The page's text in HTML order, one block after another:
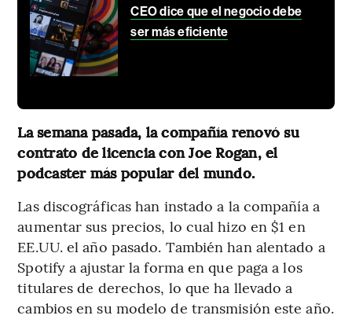
CEO dice que el negocio debe
ser más eficiente
La semana pasada, la compañía renovó su
contrato de licencia con Joe Rogan, el
podcaster más popular del mundo.
Las discográficas han instado a la compañía a
aumentar sus precios, lo cual hizo en $1 en
EE.UU. el año pasado. También han alentado a
Spotify a ajustar la forma en que paga a los
titulares de derechos, lo que ha llevado a
cambios en su modelo de transmisión este año.